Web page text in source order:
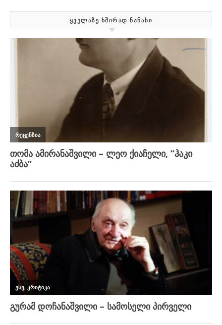
ᲧᲕᲔᲚᲐᲖᲔ ᲮᲨᲘᲠᲐᲓ ᲜᲐᲜᲐᲮᲘ